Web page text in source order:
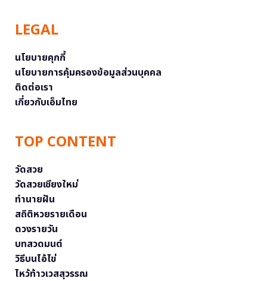
LEGAL
นโยบายคุกกี้
นโยบายการคุ้มครองข้อมูลส่วนบุคคล
ติดต่อเรา
เกี่ยวกับเอ็มไทย
TOP CONTENT
วัดสวย
วัดสวยเชียงใหม่
ทำนายฝัน
สถิติหวยรายเดือน
ดวงรายวัน
บทสวดมนต์
วิธีบนไอ้ไข่
ไหว้ท้าวเวสสุวรรณ